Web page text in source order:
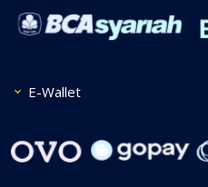
E-Wallet